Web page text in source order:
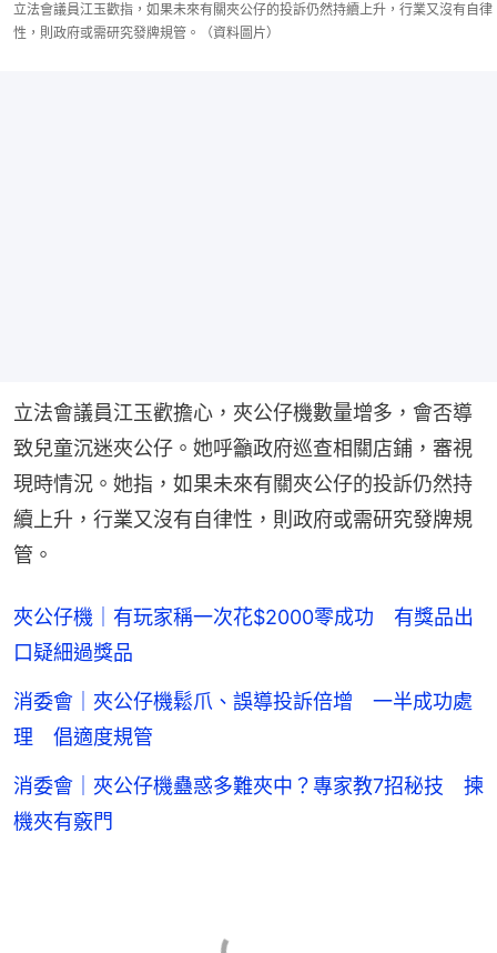
立法會議員江玉歡指，如果未來有關夾公仔的投訴仍然持續上升，行業又沒有自律
性，則政府或需研究發牌規管。（資料圖片）
立法會議員江玉歡擔心，夾公仔機數量增多，會否導
致兒童沉迷夾公仔。她呼籲政府巡查相關店鋪，審視
現時情況。她指，如果未來有關夾公仔的投訴仍然持
續上升，行業又沒有自律性，則政府或需研究發牌規
管。
夾公仔機｜有玩家稱一次花$2000零成功 有獎品出
口疑細過獎品
消委會｜夾公仔機鬆爪、誤導投訴倍增 一半成功處
理 倡適度規管
消委會｜夾公仔機蠱惑多難夾中？專家教7招秘技 揀
機夾有竅門